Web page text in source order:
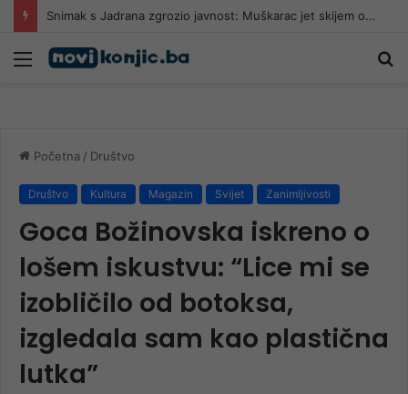
U Hrvatskoj uhvaćen 73-godišnji piroman koji je u jednom danu izazvao 5 požara
Meni
Početna / Društvo
Društvo Kultura Magazin Svijet Zanimljivosti
Goca Božinovska iskreno o
lošem iskustvu: “Lice mi se
izobličilo od botoksa,
izgledala sam kao plastična
lutka”